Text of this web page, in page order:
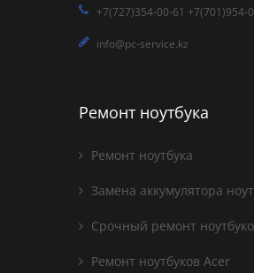
+7(727)354-00-61 +7(701)954-
info@pc-service.kz
Ремонт ноутбука
Ремонт ноутбука
Замена аккумулятора
Срочный ремонт
Ремонт ноутбуков Acer